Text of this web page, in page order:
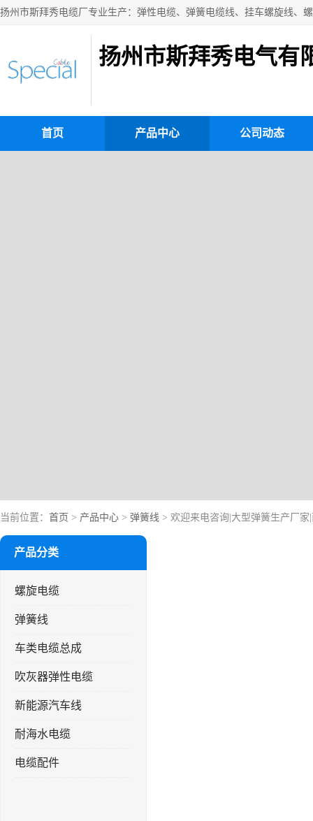
扬州市斯拜秀电气有
首页 产品中心 公司动态
当前位置： 首页 > 产品中心 > 弹簧线 > 欢迎来电咨询|大型弹簧生产厂家
产品分类
螺旋电缆
弹簧线
车类电缆总成
吹灰器弹性电缆
新能源汽车线
耐海水电缆
电缆配件